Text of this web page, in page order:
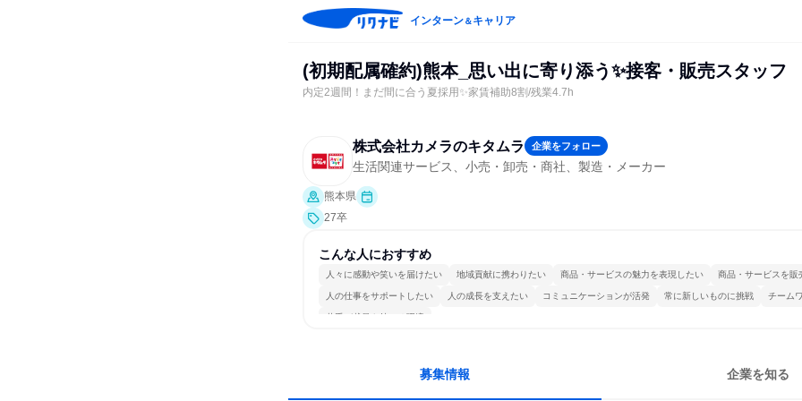
インターン＆キャリア
(初期配属確約)熊本_思い出に寄り添う✨️接客・販売スタッフ
内定2週間！まだ間に合う夏採用✨家賃補助8割/残業4.7h
株式会社カメラのキタムラ 企業をフォロー
生活関連サービス、小売・卸売・商社、製造・メーカー
熊本県
27卒
こんな人におすすめ
人々に感動や笑いを届けたい 地域貢献に携わりたい 商品・サービスの魅力を表現したい 商品・サービスを販
人の仕事をサポートしたい 人の成長を支えたい コミュニケーションが活発 常に新しいものに挑戦 チーム
若手が裁量を持てる環境
募集情報 企業を知る